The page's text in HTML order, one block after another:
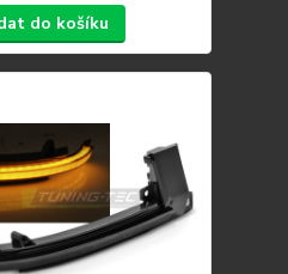
do košíku